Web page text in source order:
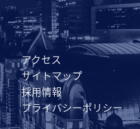
アクセス
サイトマップ
採用情報
プライバシーポリシー